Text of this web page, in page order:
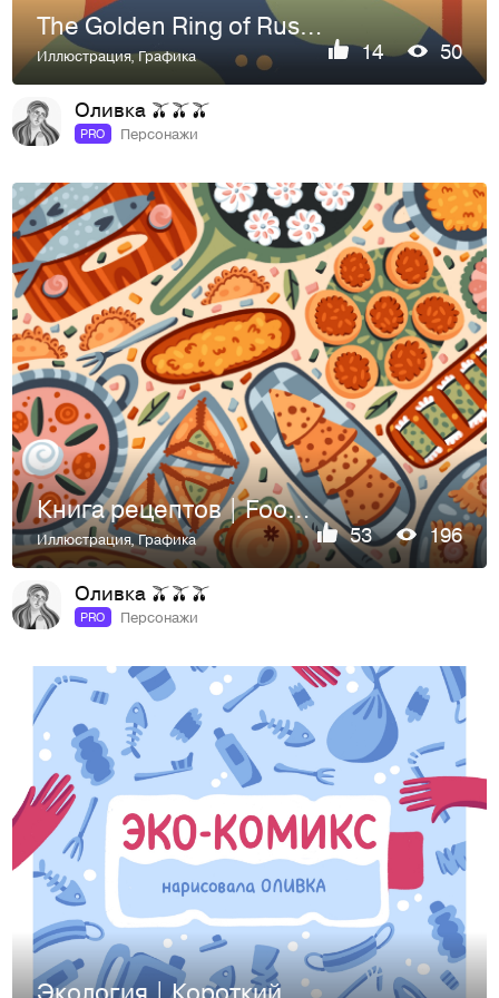
The Golden Ring of Russia | Postcard illustrations
Иллюстрация,Графика 14 50
Оливка 🫒🫒🫒
PRO Персонажи
Книга рецептов | Food illustration
Иллюстрация,Графика 53 196
Оливка 🫒🫒🫒
PRO Персонажи